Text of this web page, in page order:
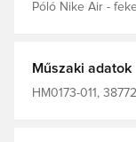
Póló Nike Air - fekete
Műszaki adatok
HM0173-011,